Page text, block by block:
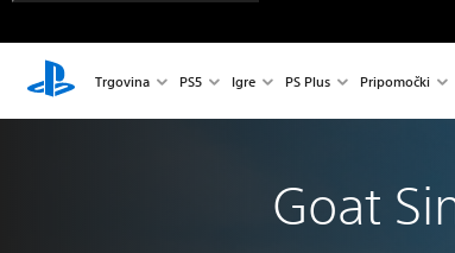
Trgovina PS5 Igre PS Plus Pripomočki
Goat